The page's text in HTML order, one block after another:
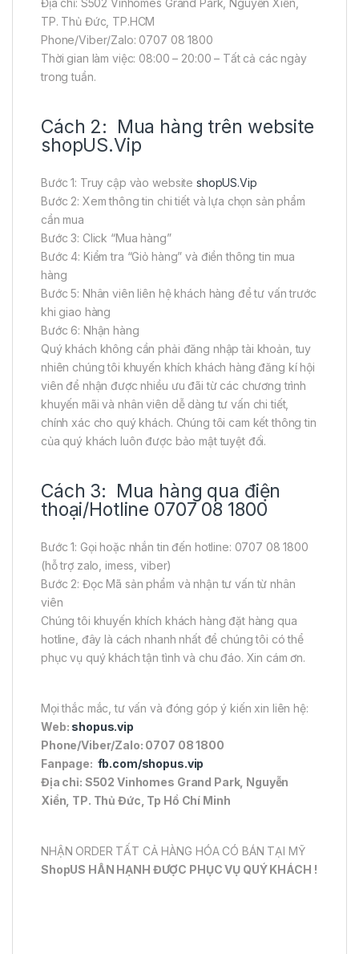
Địa chỉ: S502 Vinhomes Grand Park, Nguyễn Xiển,
TP. Thủ Đức, TP.HCM
Phone/Viber/Zalo: 0707 08 1800
Thời gian làm việc: 08:00 – 20:00 – Tất cả các ngày
trong tuần.
Cách 2: Mua hàng trên website
shopUS.Vip
Bước 1: Truy cập vào website shopUS.Vip
Bước 2: Xem thông tin chi tiết và lựa chọn sản phẩm
cần mua
Bước 3: Click “Mua hàng”
Bước 4: Kiểm tra “Giỏ hàng” và điền thông tin mua
hàng
Bước 5: Nhân viên liên hệ khách hàng để tư vấn trước
khi giao hàng
Bước 6: Nhận hàng
Quý khách không cần phải đăng nhập tài khoản, tuy
nhiên chúng tôi khuyến khích khách hàng đăng kí hội
viên để nhận được nhiều ưu đãi từ các chương trình
khuyến mãi và nhân viên dễ dàng tư vấn chi tiết,
chính xác cho quý khách. Chúng tôi cam kết thông tin
của quý khách luôn được bảo mật tuyệt đối.
Cách 3: Mua hàng qua điện
thoại/Hotline 0707 08 1800
Bước 1: Gọi hoặc nhắn tin đến hotline: 0707 08 1800
(hỗ trợ zalo, imess, viber)
Bước 2: Đọc Mã sản phẩm và nhận tư vấn từ nhân
viên
Chúng tôi khuyến khích khách hàng đặt hàng qua
hotline, đây là cách nhanh nhất để chúng tôi có thể
phục vụ quý khách tận tình và chu đáo. Xin cám ơn.
Mọi thắc mắc, tư vấn và đóng góp ý kiến xin liên hệ:
Web: shopus.vip
Phone/Viber/Zalo: 0707 08 1800
Fanpage: fb.com/shopus.vip
Địa chỉ: S502 Vinhomes Grand Park, Nguyễn
Xiển, TP. Thủ Đức, Tp Hồ Chí Minh
NHẬN ORDER TẤT CẢ HÀNG HÓA CÓ BÁN TẠI MỸ
ShopUS HÂN HẠNH ĐƯỢC PHỤC VỤ QUÝ KHÁCH !